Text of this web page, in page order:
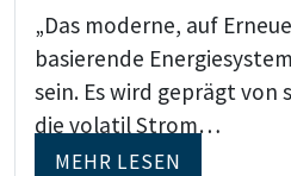
„Das moderne, auf
basierende
sein. Es wird geprägt von
die volatil Strom…
MEHR LESEN